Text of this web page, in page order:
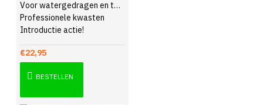
Voor watergedragen en terpentine
Professionele kwasten
Introductie actie!
€22,95
BESTELLEN